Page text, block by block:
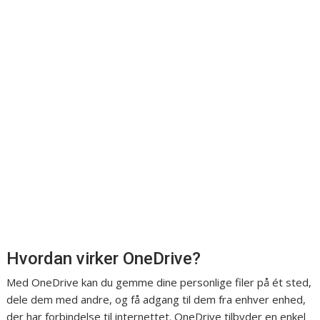
Hvordan virker OneDrive?
Med OneDrive kan du gemme dine personlige filer på ét sted,
dele dem med andre, og få adgang til dem fra enhver enhed,
der har forbindelse til internettet. OneDrive tilbyder en enkel